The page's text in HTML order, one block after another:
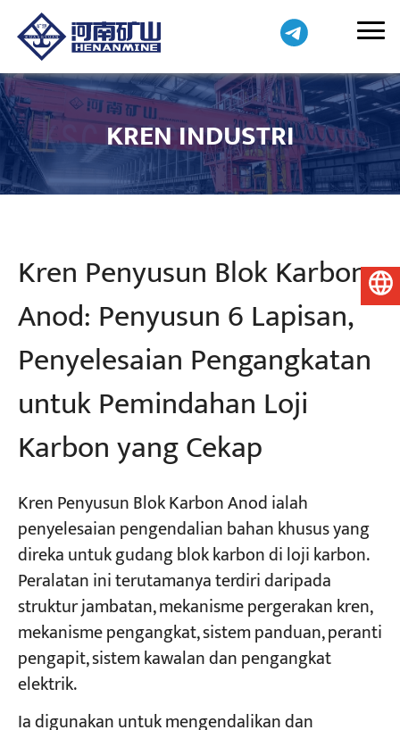
KREN INDUSTRI
Kren Penyusun Blok Karbon
Anod: Penyusun 6 Lapisan,
Penyelesaian Pengangkatan
untuk Pemindahan Loji
Karbon yang Cekap
Kren Penyusun Blok Karbon Anod ialah
penyelesaian pengendalian bahan khusus yang
direka untuk gudang blok karbon di loji karbon.
Peralatan ini terutamanya terdiri daripada
struktur jambatan, mekanisme pergerakan kren,
mekanisme pengangkat, sistem panduan, peranti
pengapit, sistem kawalan dan pengangkat
elektrik.
Ia digunakan untuk mengendalikan dan
Bahasa Melayu